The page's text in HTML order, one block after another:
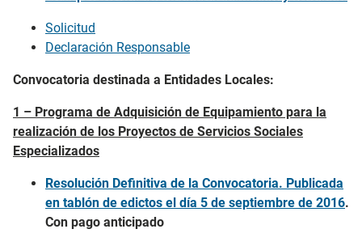
Solicitud
Declaración Responsable
Convocatoria destinada a Entidades Locales:
1 – Programa de Adquisición de Equipamiento para la
realización de los Proyectos de Servicios Sociales
Especializados
Resolución Definitiva de la Convocatoria. Publicada
en tablón de edictos el día 5 de septiembre de 2016.
Con pago anticipado